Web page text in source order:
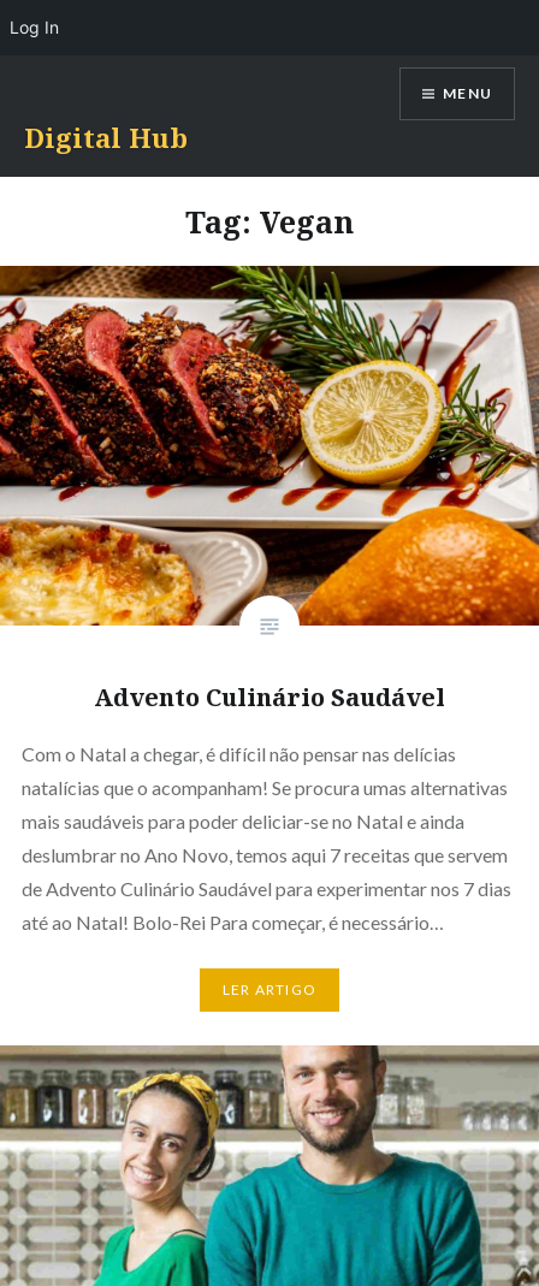
content
Digital Hub
MENU
Tag: Vegan
Advento Culinário Saudável
Com o Natal a chegar, é difícil não pensar nas delícias
natalícias que o acompanham! Se procura umas alternativas
mais saudáveis para poder deliciar-se no Natal e ainda
deslumbrar no Ano Novo, temos aqui 7 receitas que servem
de Advento Culinário Saudável para experimentar nos 7 dias
até ao Natal! Bolo-Rei Para começar, é necessário…
LER ARTIGO
Log In